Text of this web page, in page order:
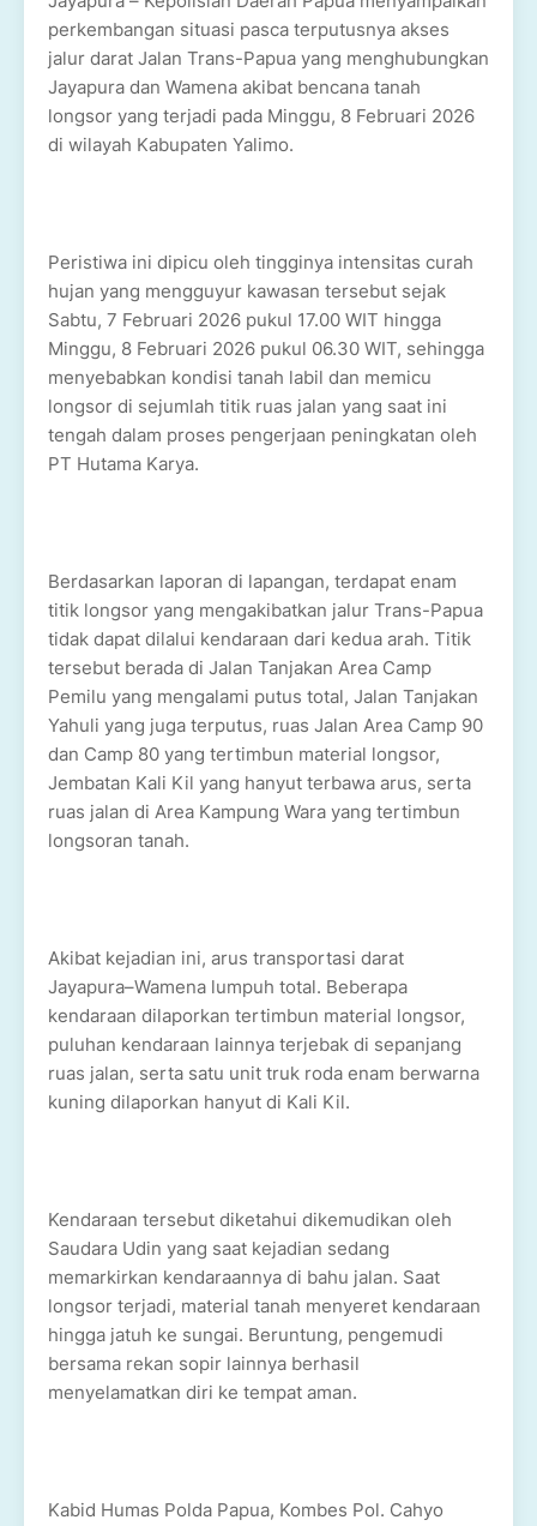
perkembangan situasi pasca terputusnya akses
jalur darat Jalan Trans-Papua yang menghubungkan
Jayapura dan Wamena akibat bencana tanah
longsor yang terjadi pada Minggu, 8 Februari 2026
di wilayah Kabupaten Yalimo.
Peristiwa ini dipicu oleh tingginya intensitas curah
hujan yang mengguyur kawasan tersebut sejak
Sabtu, 7 Februari 2026 pukul 17.00 WIT hingga
Minggu, 8 Februari 2026 pukul 06.30 WIT, sehingga
menyebabkan kondisi tanah labil dan memicu
longsor di sejumlah titik ruas jalan yang saat ini
tengah dalam proses pengerjaan peningkatan oleh
PT Hutama Karya.
Berdasarkan laporan di lapangan, terdapat enam
titik longsor yang mengakibatkan jalur Trans-Papua
tidak dapat dilalui kendaraan dari kedua arah. Titik
tersebut berada di Jalan Tanjakan Area Camp
Pemilu yang mengalami putus total, Jalan Tanjakan
Yahuli yang juga terputus, ruas Jalan Area Camp 90
dan Camp 80 yang tertimbun material longsor,
Jembatan Kali Kil yang hanyut terbawa arus, serta
ruas jalan di Area Kampung Wara yang tertimbun
longsoran tanah.
Akibat kejadian ini, arus transportasi darat
Jayapura–Wamena lumpuh total. Beberapa
kendaraan dilaporkan tertimbun material longsor,
puluhan kendaraan lainnya terjebak di sepanjang
ruas jalan, serta satu unit truk roda enam berwarna
kuning dilaporkan hanyut di Kali Kil.
Kendaraan tersebut diketahui dikemudikan oleh
Saudara Udin yang saat kejadian sedang
memarkirkan kendaraannya di bahu jalan. Saat
longsor terjadi, material tanah menyeret kendaraan
hingga jatuh ke sungai. Beruntung, pengemudi
bersama rekan sopir lainnya berhasil
menyelamatkan diri ke tempat aman.
Kabid Humas Polda Papua, Kombes Pol. Cahyo